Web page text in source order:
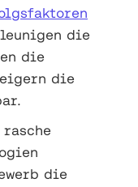
die
die
die
die